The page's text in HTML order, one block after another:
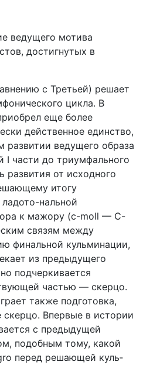
ведущего мотива
достигнутых в
с Третьей) решает
цикла. В
еще более
дейст­венное единство,
развитии ведущего образа
I части до триумфального
развития от исходного
итогу
нальной
к мажору (c-moll — C-
связям между
финальной кульминации,
из предыдущего
подчерки­вается
частью — скерцо.
также подготовка,
Впервые в истории
с предыдущей
подобным тому, какой
перед решающей куль­